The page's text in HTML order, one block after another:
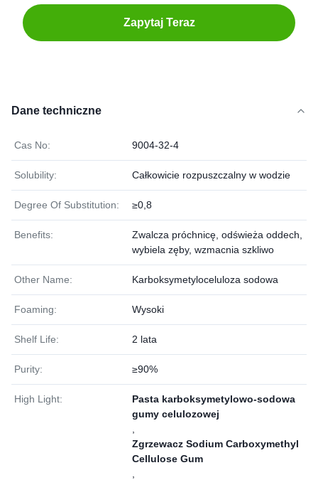
Zapytaj Teraz
Dane techniczne
Cas No: 9004-32-4
Solubility: Całkowicie rozpuszczalny w wodzie
Degree Of Substitution: ≥0,8
Benefits:
Zwalcza próchnicę, odświeża oddech,
wybiela zęby, wzmacnia szkliwo
Other Name: Karboksymetyloceluloza sodowa
Foaming: Wysoki
Shelf Life: 2 lata
Purity: ≥90%
High Light:
Pasta karboksymetylowo-sodowa
gumy celulozowej
Zgrzewacz Sodium Carboxymethyl
Cellulose Gum